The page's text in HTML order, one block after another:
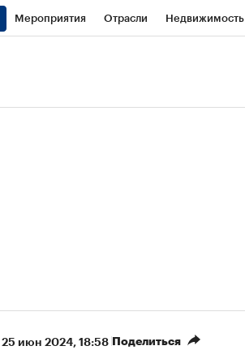
Мероприятия Отрасли Недвижимость
25 июн 2024, 18:58 Поделиться